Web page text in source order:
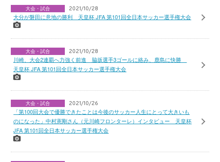
大会・試合 2021/10/28
大分が磐田に意地の勝利 天皇杯 JFA 第101回全日本サッカー選手権大会
大会・試合 2021/10/28
川崎、大会2連覇へ力強く前進 脇坂選手3ゴールに絡み、鹿島に快勝
天皇杯 JFA 第101回全日本サッカー選手権大会
大会・試合 2021/10/26
「第100回大会で優勝できたことは今後のサッカー人生にとって大きいも
のになった」中村憲剛さん（元川崎フロンターレ）インタビュー 天皇杯
JFA 第101回全日本サッカー選手権大会